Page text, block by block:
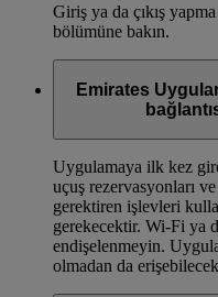
Giriş ya da çıkış
bölümüne bakın.
Emirates
Uygulamaya ilk kez
uçuş rezervasyonları
gerektiren işlevleri
gerekecektir. Wi-Fi ya
endişelenmeyin.
olmadan da